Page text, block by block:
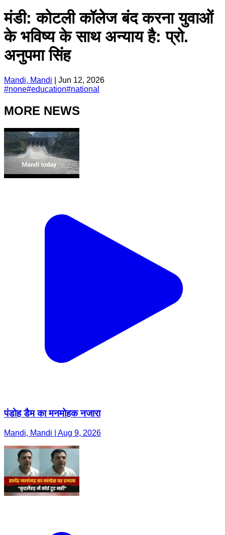
मंडी: कोटली कॉलेज बंद करना युवाओं
के भविष्य के साथ अन्याय है: प्रो.
अनुपमा सिंह
Mandi, Mandi
Jun 12, 2026
#none#education#national
MORE NEWS
पंडोह डैम का मनमोहक नजारा
Mandi, Mandi | Aug 9, 2026